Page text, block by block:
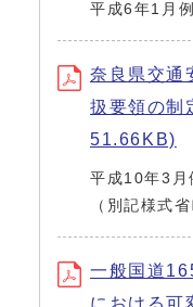
平成6年1月
奈良県交通
扱要領の制
51.66KB)
平成10年3
（別記様式省
一般国道
における可